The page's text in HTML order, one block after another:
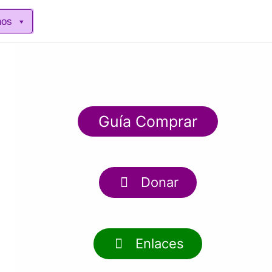
Guía Comprar
Donar
Enlaces